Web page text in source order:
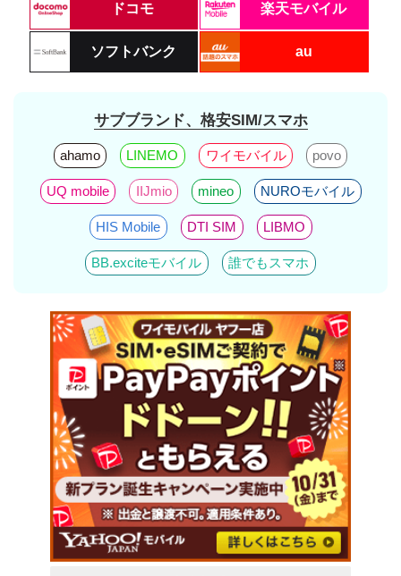
ドコモ 楽天モバイル
ソフトバンク au
サブブランド、格安SIM/スマホ
ahamo LINEMO ワイモバイル povo
UQ mobile IIJmio mineo NUROモバイル
HIS Mobile DTI SIM LIBMO
BB.exciteモバイル 誰でもスマホ